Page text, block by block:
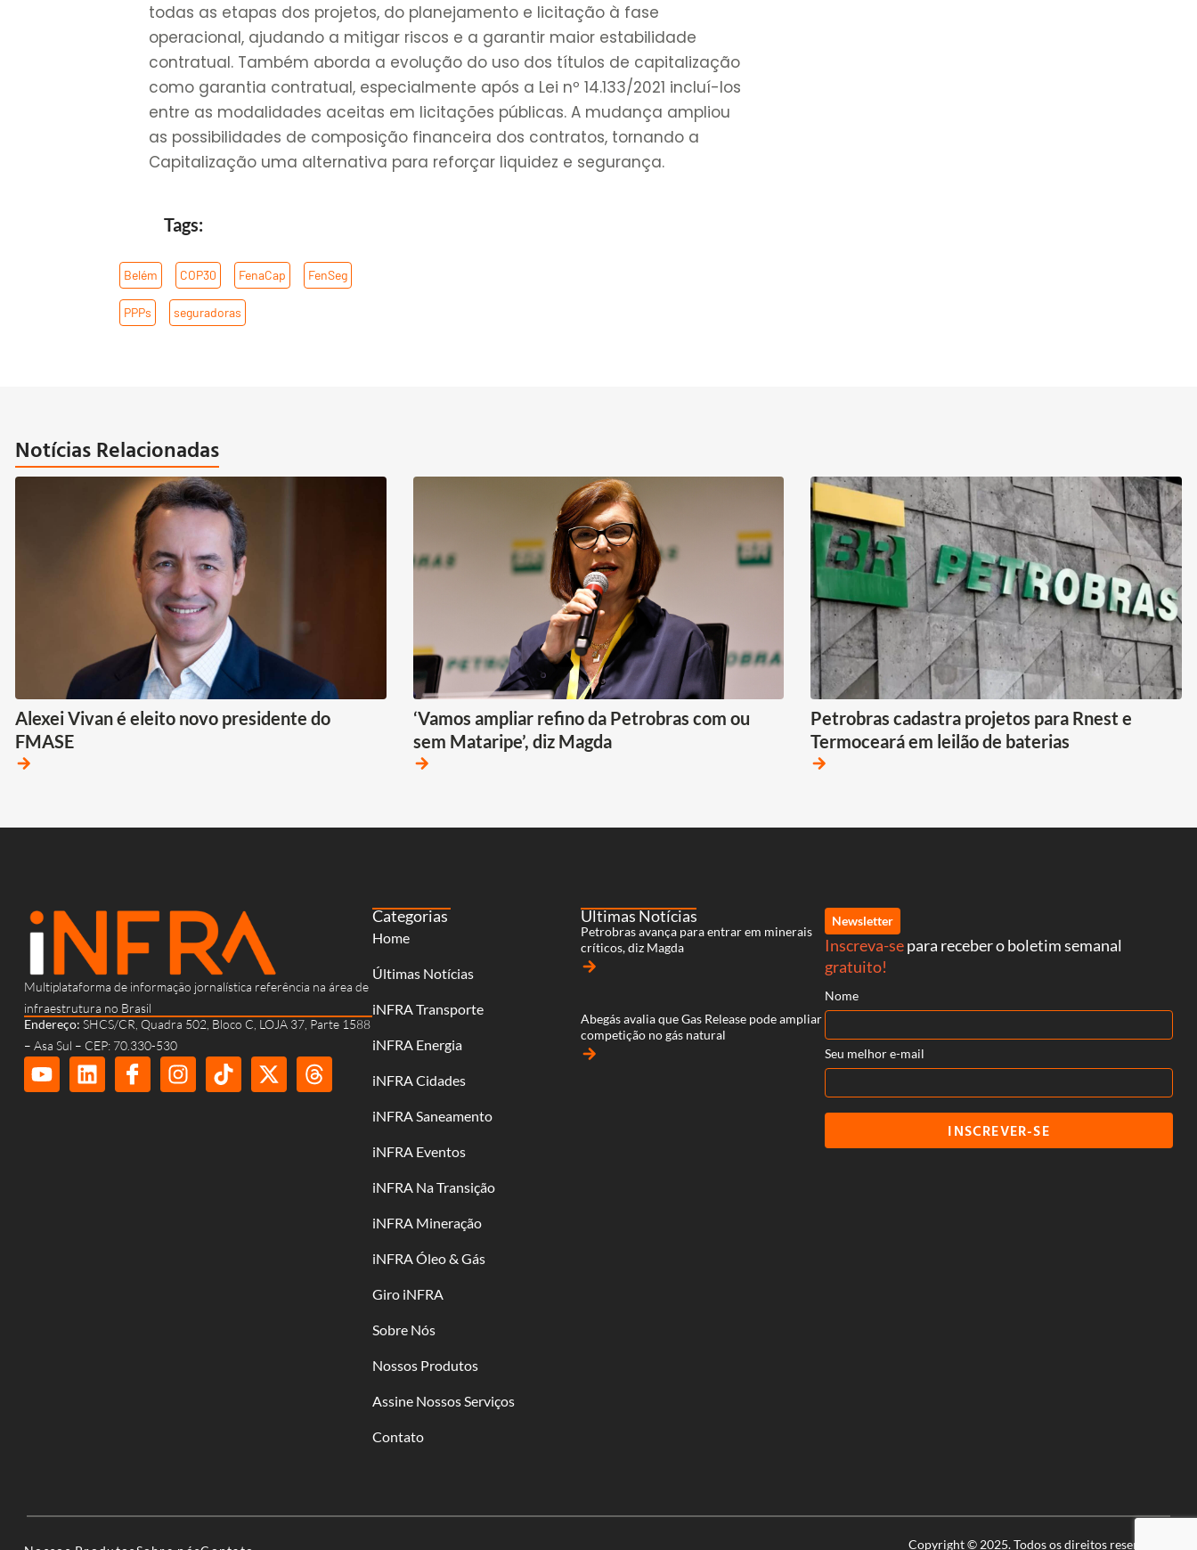
todas as etapas dos projetos, do planejamento e licitação à fase
operacional, ajudando a mitigar riscos e a garantir maior estabilidade
contratual. Também aborda a evolução do uso dos títulos de capitalização
como garantia contratual, especialmente após a Lei nº 14.133/2021 incluí-los
entre as modalidades aceitas em licitações públicas. A mudança ampliou
as possibilidades de composição financeira dos contratos, tornando a
Capitalização uma alternativa para reforçar liquidez e segurança.
Tags:
Belém COP30 FenaCap FenSeg
PPPs seguradoras
Notícias Relacionadas
Alexei Vivan é eleito novo presidente do
FMASE
arrow_forward
‘Vamos ampliar refino da Petrobras com ou
sem Mataripe’, diz Magda
arrow_forward
Petrobras cadastra projetos para Rnest e
Termoceará em leilão de baterias
arrow_forward
Multiplataforma de informação jornalística referência na área de
infraestrutura no Brasil
Endereço: SHCS/CR, Quadra 502, Bloco C, LOJA 37, Parte 1588
– Asa Sul – CEP: 70.330-530
Categorias
Home
Últimas Notícias
iNFRA Transporte
iNFRA Energia
iNFRA Cidades
iNFRA Saneamento
iNFRA Eventos
iNFRA Na Transição
iNFRA Mineração
iNFRA Óleo & Gás
Giro iNFRA
Sobre Nós
Nossos Produtos
Assine Nossos Serviços
Contato
Últimas Notícias
Petrobras avança para entrar em minerais
críticos, diz Magda
arrow_forward
Abegás avalia que Gas Release pode ampliar
competição no gás natural
arrow_forward
Newsletter
Inscreva-separa receber o boletim semanal
gratuito!
Nome
Seu melhor e-mail
INSCREVER-SE
Copyright © 2025. Todos os direitos reservados.